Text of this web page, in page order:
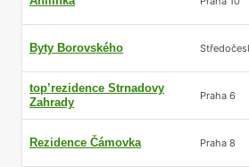
Byty Borovského
top’rezidence Strnadovy
Zahrady
Praha 6
Rezidence Čámovka Praha 8